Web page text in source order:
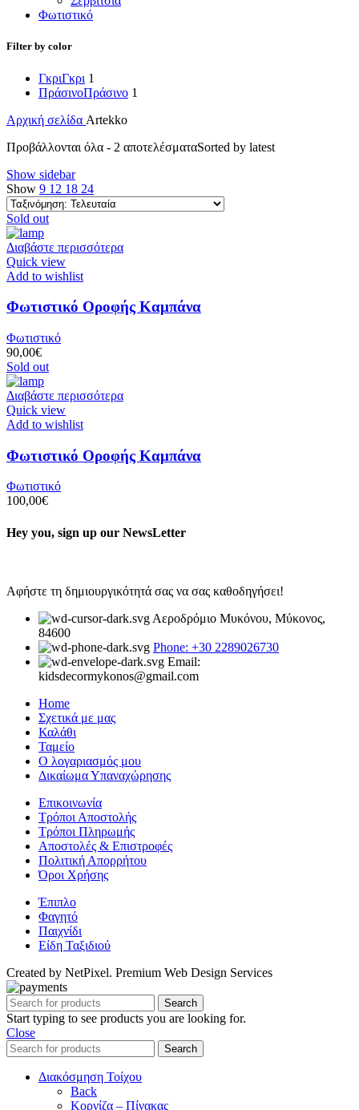
Φωτιστικό
Filter by color
ΓκριΓκρι 1
ΠράσινοΠράσινο 1
Αρχική σελίδα Artekko
Προβάλλονται όλα - 2 αποτελέσματαSorted by latest
Show sidebar
Show 9 12 18 24
Sold out
Διαβάστε περισσότερα
Quick view
Add to wishlist
Φωτιστικό Οροφής Καμπάνα
Φωτιστικό
90,00€
Sold out
Διαβάστε περισσότερα
Quick view
Add to wishlist
Φωτιστικό Οροφής Καμπάνα
Φωτιστικό
100,00€
Hey you, sign up our NewsLetter
Αφήστε τη δημιουργικότητά σας να σας καθοδηγήσει!
Αεροδρόμιο Μυκόνου, Μύκονος,
84600
Phone: +30 2289026730
Email:
kidsdecormykonos@gmail.com
Home
Σχετικά με μας
Καλάθι
Ταμείο
Ο λογαριασμός μου
Δικαίωμα Υπαναχώρησης
Επικοινωνία
Τρόποι Αποστολής
Τρόποι Πληρωμής
Αποστολές & Επιστροφές
Πολιτική Απορρήτου
Όροι Χρήσης
Έπιπλο
Φαγητό
Παιχνίδι
Είδη Ταξιδιού
Created by NetPixel. Premium Web Design Services
Search
Start typing to see products you are looking for.
Close
Search
Διακόσμηση Τοίχου
Back
Κορνίζα – Πίνακας